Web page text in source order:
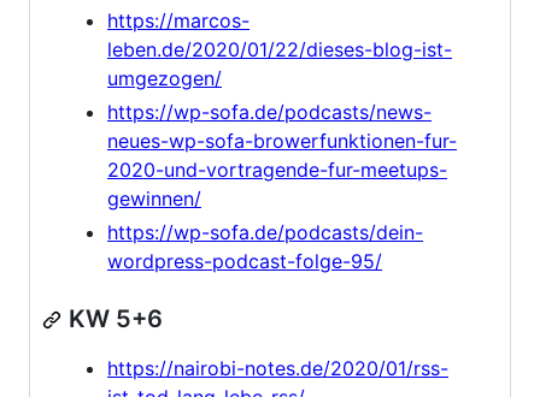
https://marcos-
leben.de/2020/01/22/dieses-blog-ist-
umgezogen/
https://wp-sofa.de/podcasts/news-
neues-wp-sofa-browerfunktionen-fur-
2020-und-vortragende-fur-meetups-
gewinnen/
https://wp-sofa.de/podcasts/dein-
wordpress-podcast-folge-95/
KW 5+6
https://nairobi-notes.de/2020/01/rss-